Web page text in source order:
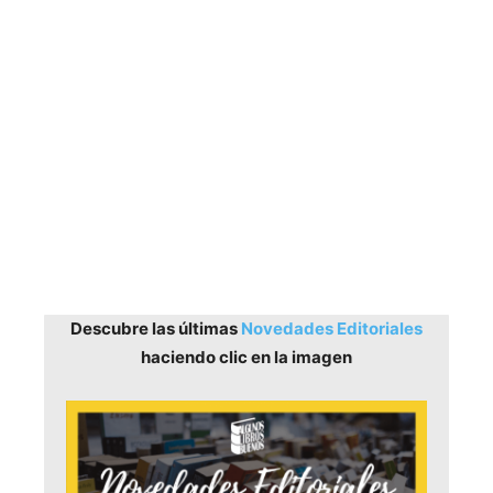
Descubre las últimas Novedades Editoriales
haciendo clic en la imagen